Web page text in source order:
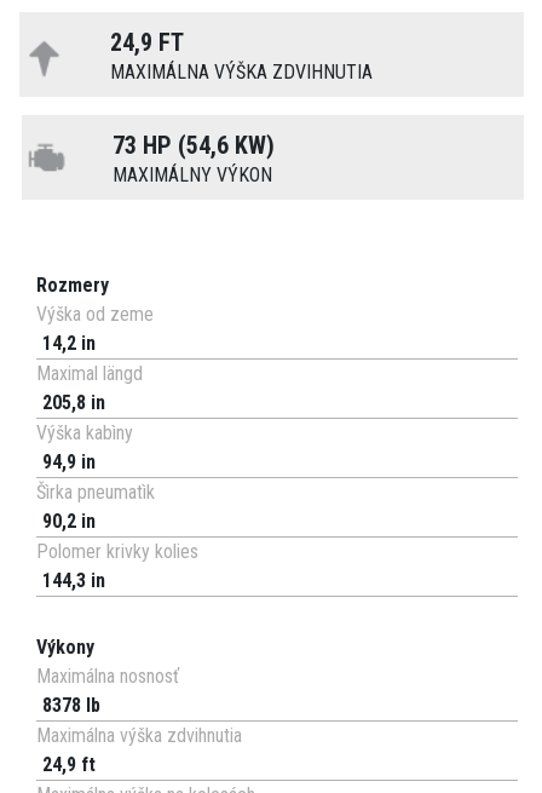
24,9 FT
MAXIMÁLNA VÝŠKA ZDVIHNUTIA
73 HP (54,6 KW)
MAXIMÁLNY VÝKON
Rozmery
Výška od zeme
14,2 in
Maximal längd
205,8 in
Výška kabìny
94,9 in
Šìrka pneumatìk
90,2 in
Polomer krivky kolies
144,3 in
Výkony
Maximálna nosnosť
8378 lb
Maximálna výška zdvihnutia
24,9 ft